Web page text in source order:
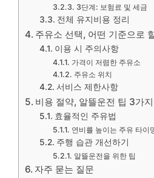
3단계: 보험료 및 세금
전체 유지비용 정리
주유소 선택, 어떤 기준으로
이용 시 주의사항
가격이 저렴한 주유소
주유소 위치
서비스 제한사항
비용 절약, 알뜰운전 팁 3가지
효율적인 주유법
연비를 높이는 주유 타이
주행 습관 개선하기
알뜰운전을 위한 팁
자주 묻는 질문